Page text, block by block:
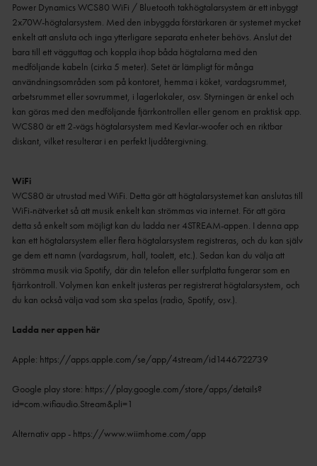
Power Dynamics WCS80 WiFi / Bluetooth takhögtalarsystem är ett inbyggt
2x70W-högtalarsystem. Med den inbyggda förstärkaren är systemet mycket
enkelt att ansluta och inga ytterligare separata enheter behövs. Anslut det
bara till ett vägguttag och koppla ihop båda högtalarna med den
medföljande kabeln (cirka 5 meter). Setet är lämpligt för många
användningsområden som på kontoret, hemma i köket, vardagsrummet,
arbetsrummet eller sovrummet, i lagerlokaler, osv. Styrningen är enkel och
kan göras med den medföljande fjärrkontrollen eller genom en praktisk app.
WCS80 är ett 2-vägs högtalarsystem med Kevlar-woofer och en riktbar
diskant, vilket resulterar i en perfekt ljudåtergivning.
WiFi
WCS80 är utrustad med WiFi. Detta gör att högtalarsystemet kan anslutas till
WiFi-nätverket så att musik enkelt kan strömmas via internet. För att göra
detta så enkelt som möjligt kan du ladda ner 4STREAM-appen. I denna app
kan ett högtalarsystem eller flera högtalarsystem registreras, och du kan själv
ge dem ett namn (vardagsrum, hall, toalett, etc.). Sedan kan du välja att
strömma musik via Spotify, där din telefon eller surfplatta fungerar som en
fjärrkontroll. Volymen kan enkelt justeras per registrerat högtalarsystem, och
du kan också välja vad som ska spelas (radio, Spotify, osv.).
Ladda ner appen här
Apple: https://apps.apple.com/se/app/4stream/id1446722739
Google play store: https://play.google.com/store/apps/details?
id=com.wifiaudio.Stream&pli=1
Alternativ app - https://www.wiimhome.com/app